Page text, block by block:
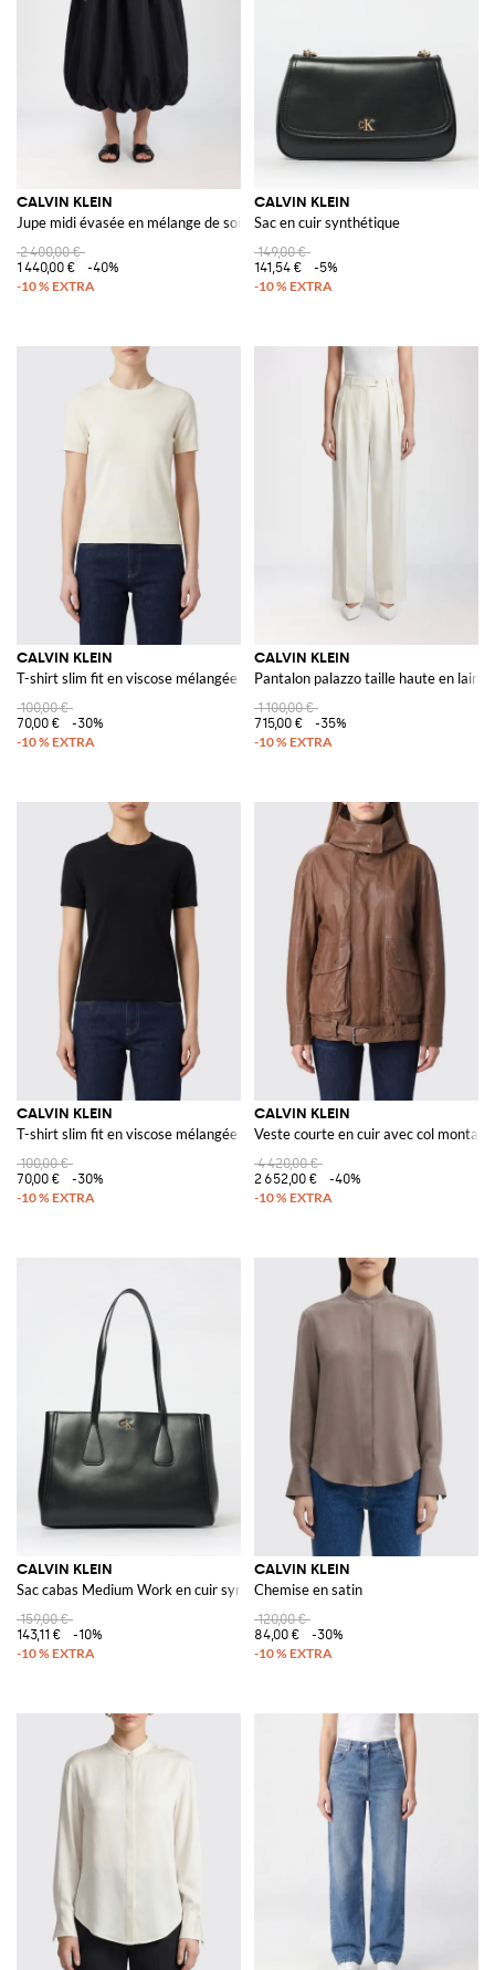
Laissez-vous conquérir par la force expressive griffé Calvin Klein et
achetez leurs pièces les plus emblématiques en ligne sur Giglio.com avec
la livraison gratuite.
Voir toutCALVIN KLEIN
CALVIN KLEIN
Jupe midi évasée en mélange de soie avec taille à cordon
2 400,00 €
1 440,00 €
-40%
CALVIN KLEIN
Sac en cuir synthétique
149,00 €
141,54 €
-5%
CALVIN KLEIN
T-shirt slim fit en viscose mélangée avec col rond
100,00 €
70,00 €
-30%
CALVIN KLEIN
Pantalon palazzo taille haute en laine
1 100,00 €
715,00 €
-35%
CALVIN KLEIN
T-shirt slim fit en viscose mélangée avec col rond
100,00 €
70,00 €
-30%
CALVIN KLEIN
Veste courte en cuir avec col
4 420,00 €
2 652,00 €
-40%
CALVIN KLEIN
Sac cabas Medium Work en cuir synthétique
159,00 €
143,11 €
-10%
CALVIN KLEIN
Chemise en satin
120,00 €
84,00 €
-30%